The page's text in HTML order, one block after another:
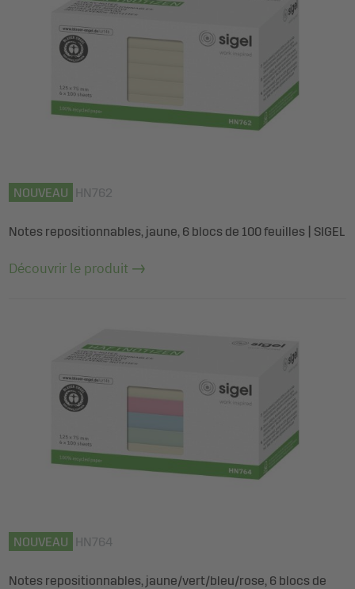
NOUVEAU HN762
Notes repositionnables, jaune, 6 blocs de 100 feuilles | SIGEL
Découvrir le produit
NOUVEAU HN764
Notes repositionnables, jaune/vert/bleu/rose, 6 blocs de